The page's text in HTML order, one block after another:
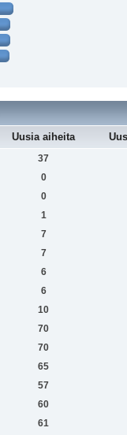
Uusia aiheita
37
0
0
1
7
7
6
6
10
70
70
65
57
60
61